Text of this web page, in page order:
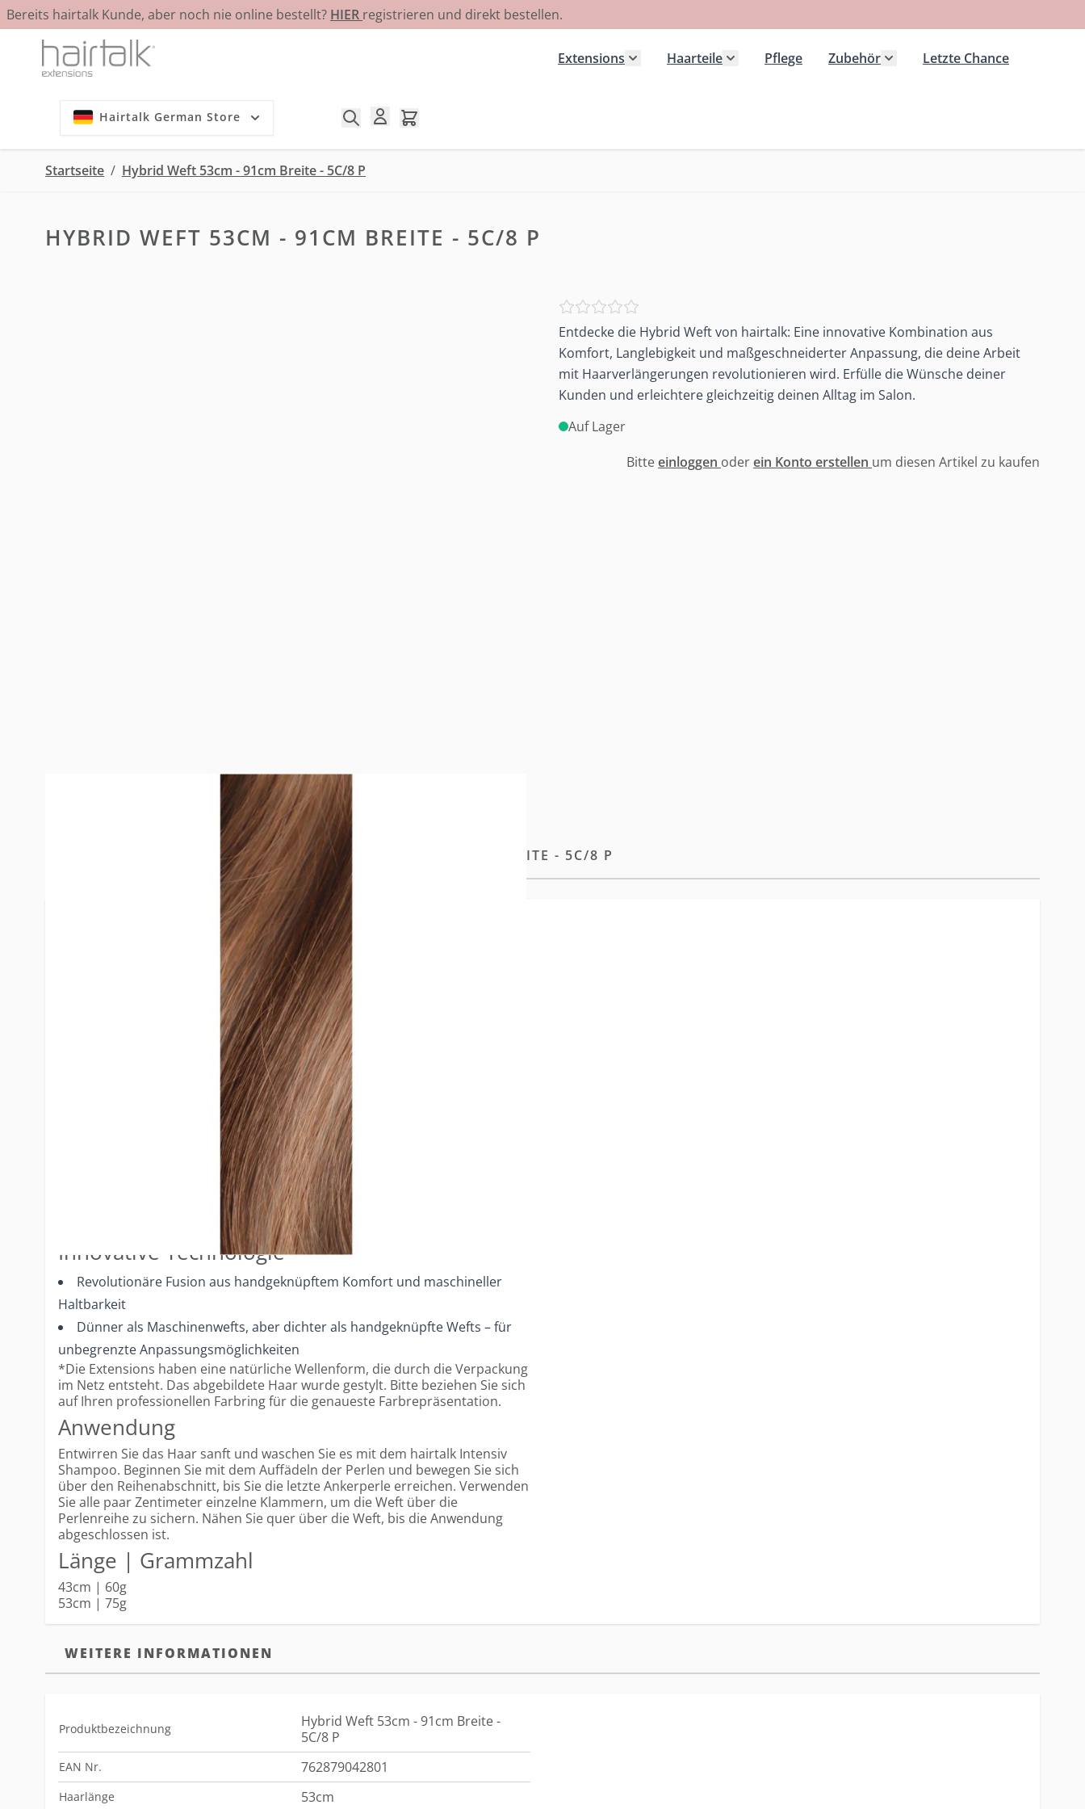
Bereits hairtalk Kunde, aber noch nie online bestellt? HIER registrieren und direkt bestellen.
Zum Inhalt springen
Extensions
Haarteile
Pflege
Zubehör
Letzte Chance
Hairtalk German Store
Startseite / Hybrid Weft 53cm - 91cm Breite - 5C/8 P
HYBRID WEFT 53CM - 91CM BREITE - 5C/8 P
Entdecke die Hybrid Weft von hairtalk: Eine innovative Kombination aus
Komfort, Langlebigkeit und maßgeschneiderter Anpassung, die deine Arbeit
mit Haarverlängerungen revolutionieren wird. Erfülle die Wünsche deiner
Kunden und erleichtere gleichzeitig deinen Alltag im Salon.
Auf Lager
Bitteeinloggen oderein Konto erstellen um diesen Artikel zu kaufen
BESCHREIBUNGHYBRID WEFT 53CM - 91CM BREITE - 5C/8 P
Unsere Hybrid Weft – Komfort, Haltbarkeit und Anpassungsfähigkeit.
KOMFORT & HALTBARKEIT
Premium-Merkmale
Unauffällige, leichte und strapazierfähige Weft-Naht
Kein Rückhaar – verhindert Verfilzen und Verknoten
Double-Drawn-Design für Fülle von der Wurzel bis zu den Spitzen
91cm Breite für maximale Anpassungsmöglichkeiten
Durchschnittlich 2–3 Packungen pro Kopf, je nach gewünschtem Ergebnis.
Höchste Qualität
Intakte und versiegelte Schuppenschicht für optimale Haltbarkeit
Volles Haar von der Wurzel bis zu den Spitzen
Widerstandsfähig und langlebig
Innovative Technologie
Revolutionäre Fusion aus handgeknüpftem Komfort und maschineller
Haltbarkeit
Dünner als Maschinenwefts, aber dichter als handgeknüpfte Wefts – für
unbegrenzte Anpassungsmöglichkeiten
*Die Extensions haben eine natürliche Wellenform, die durch die Verpackung
im Netz entsteht. Das abgebildete Haar wurde gestylt. Bitte beziehen Sie sich
auf Ihren professionellen Farbring für die genaueste Farbrepräsentation.
Anwendung
Entwirren Sie das Haar sanft und waschen Sie es mit dem hairtalk Intensiv
Shampoo. Beginnen Sie mit dem Auffädeln der Perlen und bewegen Sie sich
über den Reihenabschnitt, bis Sie die letzte Ankerperle erreichen. Verwenden
Sie alle paar Zentimeter einzelne Klammern, um die Weft über die
Perlenreihe zu sichern. Nähen Sie quer über die Weft, bis die Anwendung
abgeschlossen ist.
Länge | Grammzahl
43cm | 60g
53cm | 75g
WEITERE INFORMATIONEN
Produktbezeichnung
Hybrid Weft 53cm - 91cm Breite -
5C/8 P
EAN Nr. 762879042801
Haarlänge 53cm